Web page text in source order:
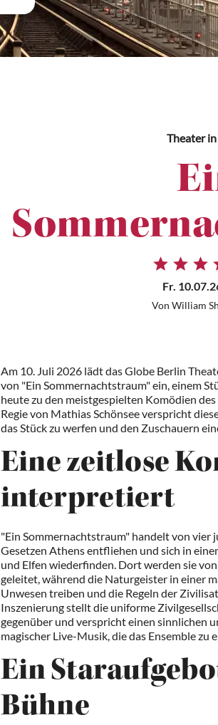
Theaterin
Fr.
Von William
Am 10. Juli 2026 lädt das Globe Berlin
von "Ein Sommernachtstraum" ein, einem
heute zu den meistgespielten Komödien
Regie von Mathias Schönsee verspricht
das Stück zu werfen und den Zuschauern
Eine zeitlose
interpretiert
"Ein Sommernachtstraum" handelt von vier
Gesetzen Athens entfliehen und sich in
und Elfen wiederfinden. Dort werden sie
geleitet, während die Naturgeister in einer
Unwesen treiben und die Regeln der
Inszenierung stellt die uniforme
gegenüber und verspricht einen sinnlichen
magischer Live-Musik, die das Ensemble zu
Ein
Bühne